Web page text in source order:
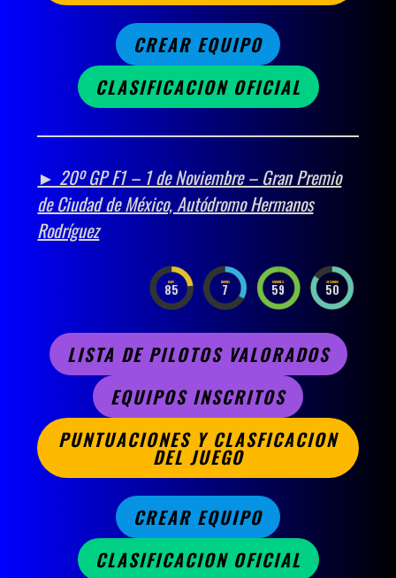
CREAR EQUIPO
CLASIFICACION OFICIAL
► 20º GP F1 – 1 de Noviembre – Gran Premio
de Ciudad de México, Autódromo Hermanos
Rodríguez
DAYS
85 HOURS
7 MINUTES
59 SECONDS
49
LISTA DE PILOTOS VALORADOS
EQUIPOS INSCRITOS
PUNTUACIONES Y CLASFICACION
DEL JUEGO
CREAR EQUIPO
CLASIFICACION OFICIAL